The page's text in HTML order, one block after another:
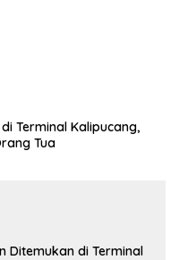
Terminal Kalipucang,
Tua
Ditemukan di Terminal